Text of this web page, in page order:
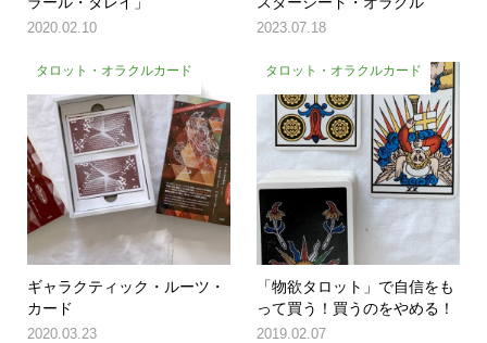
2020.02.10 2023.07.18
タロット・オラクルカード
ギャラクティック・ルーツ・
カード
2020.03.23
タロット・オラクルカード
「物欲タロット」で自信をも
って買う！買うのをやめる！
2019.02.07